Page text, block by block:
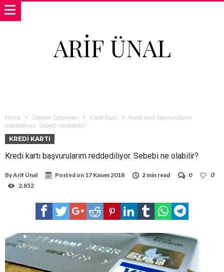
ARIF ÜNAL
Home Ödeme Sistemleri Kredi Kartı
Kredi kartı başvurularım
reddediliyor. Sebebi ne olabilir?
KREDI KARTI
Kredi kartı başvurularım reddediliyor. Sebebi ne olabilir?
ByArif Ünal Posted on 17 Kasım 2018 2 min read 0
0
2,852